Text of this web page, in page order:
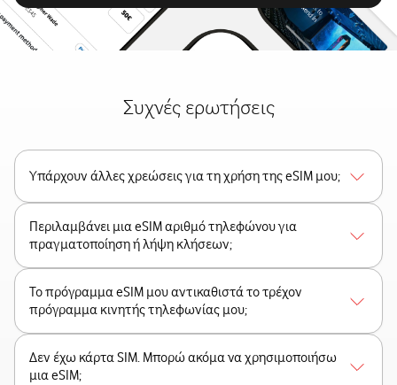
Συχνές ερωτήσεις
Υπάρχουν άλλες χρεώσεις για τη χρήση της eSIM μου;
Περιλαμβάνει μια eSIM αριθμό τηλεφώνου για
πραγματοποίηση ή λήψη κλήσεων;
Το πρόγραμμα eSIM μου αντικαθιστά το τρέχον
πρόγραμμα κινητής τηλεφωνίας μου;
Δεν έχω κάρτα SIM. Μπορώ ακόμα να χρησιμοποιήσω
μια eSIM;